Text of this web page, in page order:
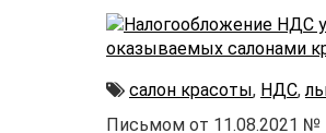
салон красоты, НДС,
Письмом от 11.08.2021 №